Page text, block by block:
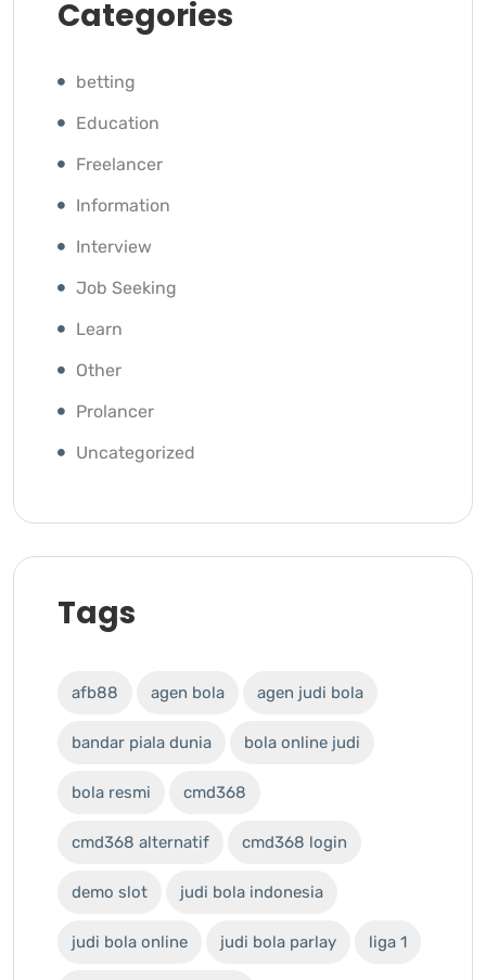
Categories
betting
Education
Freelancer
Information
Interview
Job Seeking
Learn
Other
Prolancer
Uncategorized
Tags
afb88 agen bola agen judi bola
bandar piala dunia bola online judi
bola resmi cmd368
cmd368 alternatif cmd368 login
demo slot judi bola indonesia
judi bola online judi bola parlay liga 1